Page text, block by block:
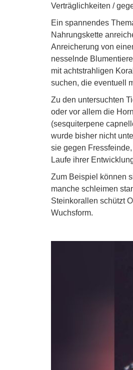
Verträglichkeiten /
Ein spannendes
Nahrungskette
Anreicherung von
nesselnde
mit achtstrahligen
suchen, die eventuell
Zu den untersuchten
oder vor allem die
(sesquiterpene
wurde bisher nicht
sie gegen
Laufe ihrer
Zum Beispiel können
manche schleimen
Steinkorallen schützt
Wuchsform.